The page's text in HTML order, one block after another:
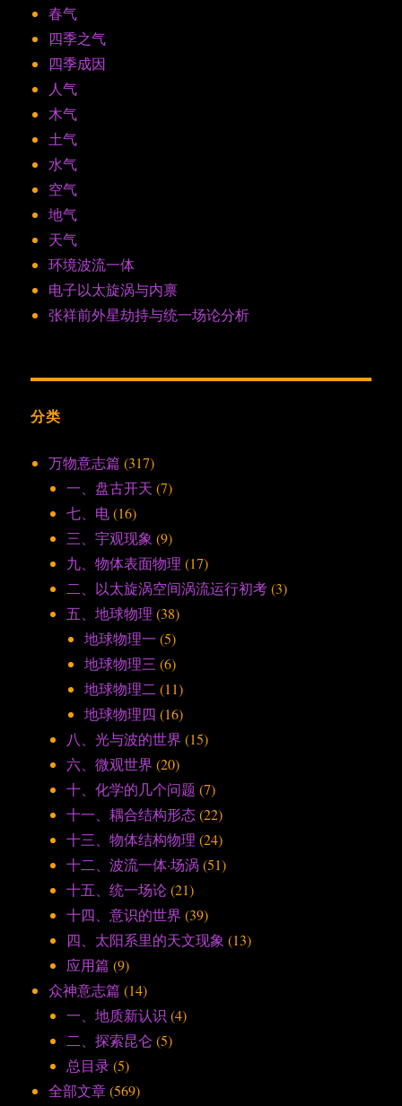
春气
四季之气
四季成因
人气
木气
土气
水气
空气
地气
天气
环境波流一体
电子以太旋涡与内禀
张祥前外星劫持与统一场论分析
分类
万物意志篇 (317)
一、盘古开天 (7)
七、电(16)
三、宇观现象 (9)
九、物体表面物理 (17)
二、以太旋涡空间涡流运行初考(3)
五、地球物理 (38)
地球物理一 (5)
地球物理三 (6)
地球物理二 (11)
地球物理四 (16)
八、光与波的世界 (15)
六、微观世界 (20)
十、化学的几个问题 (7)
十一、耦合结构形态(22)
十三、物体结构物理 (24)
十二、波流一体·场涡 (51)
十五、统一场论(21)
十四、意识的世界 (39)
四、太阳系里的天文现象 (13)
应用篇 (9)
众神意志篇 (14)
一、地质新认识 (4)
二、探索昆仑 (5)
总目录(5)
全部文章(569)